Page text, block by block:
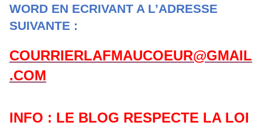
WORD EN ECRIVANT A L’ADRESSE
SUIVANTE :
COURRIERLAFMAUCOEUR@GMAIL
.COM
INFO : LE BLOG RESPECTE LA LOI